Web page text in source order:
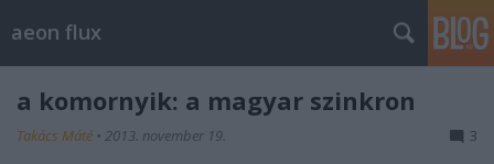
aeon flux
a komornyik: a magyar szinkron
Takács Máté • 2013. november 19. 3